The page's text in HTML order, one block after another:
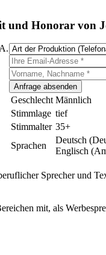
und Honorar von
Geschlecht Männlich
Stimmlage tief
Stimmalter 35+
Sprachen
Deutsch
Englisch
Sprecher und
mit, als